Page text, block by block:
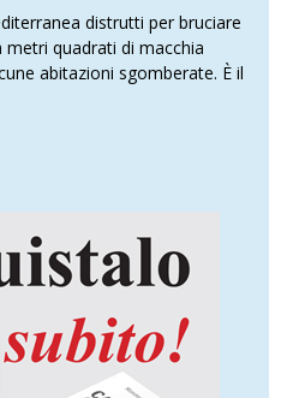
distrutti per bruciare
quadrati di macchia
abitazioni sgomberate. È il